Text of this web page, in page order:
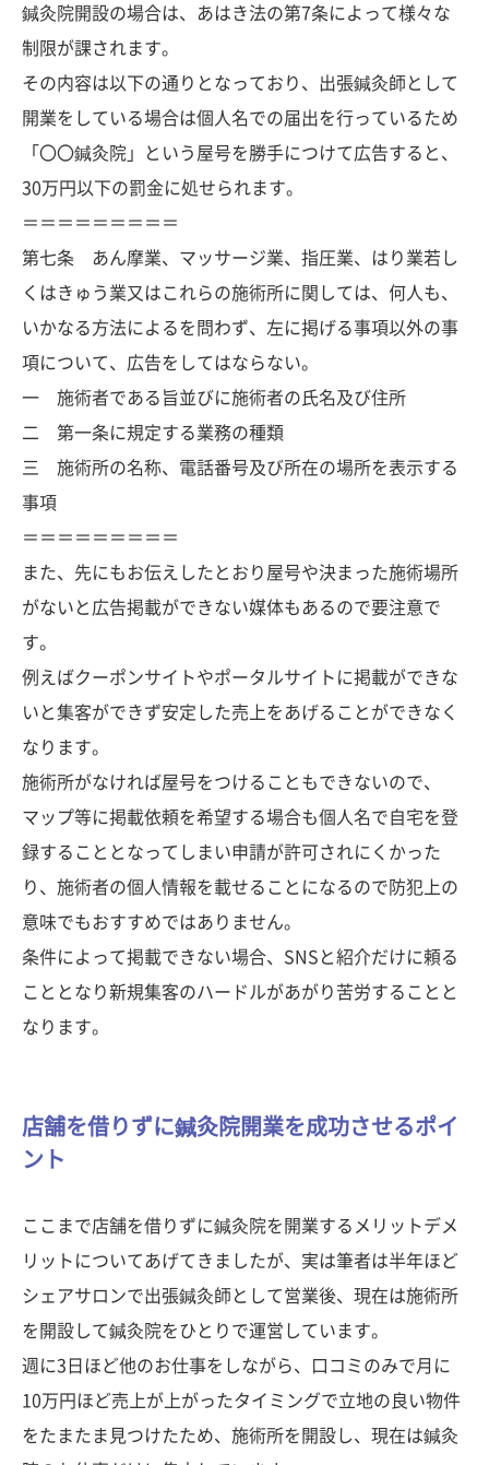
鍼灸院開設の場合は、あはき法の第7条によって様々な
制限が課されます。
その内容は以下の通りとなっており、出張鍼灸師として
開業をしている場合は個人名での届出を行っているため
「〇〇鍼灸院」という屋号を勝手につけて広告すると、
30万円以下の罰金に処せられます。
＝＝＝＝＝＝＝＝＝
第七条 あん摩業、マッサージ業、指圧業、はり業若し
くはきゅう業又はこれらの施術所に関しては、何人も、
いかなる方法によるを問わず、左に掲げる事項以外の事
項について、広告をしてはならない。
一 施術者である旨並びに施術者の氏名及び住所
二 第一条に規定する業務の種類
三 施術所の名称、電話番号及び所在の場所を表示する
事項
＝＝＝＝＝＝＝＝＝
また、先にもお伝えしたとおり屋号や決まった施術場所
がないと広告掲載ができない媒体もあるので要注意で
す。
例えばクーポンサイトやポータルサイトに掲載ができな
いと集客ができず安定した売上をあげることができなく
なります。
施術所がなければ屋号をつけることもできないので、
マップ等に掲載依頼を希望する場合も個人名で自宅を登
録することとなってしまい申請が許可されにくかった
り、施術者の個人情報を載せることになるので防犯上の
意味でもおすすめではありません。
条件によって掲載できない場合、SNSと紹介だけに頼る
こととなり新規集客のハードルがあがり苦労することと
なります。
店舗を借りずに鍼灸院開業を成功させるポイ
ント
ここまで店舗を借りずに鍼灸院を開業するメリットデメ
リットについてあげてきましたが、実は筆者は半年ほど
シェアサロンで出張鍼灸師として営業後、現在は施術所
を開設して鍼灸院をひとりで運営しています。
週に3日ほど他のお仕事をしながら、口コミのみで月に
10万円ほど売上が上がったタイミングで立地の良い物件
をたまたま見つけたため、施術所を開設し、現在は鍼灸